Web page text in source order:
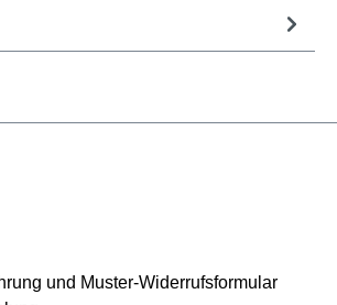
und Muster-Widerrufsformular